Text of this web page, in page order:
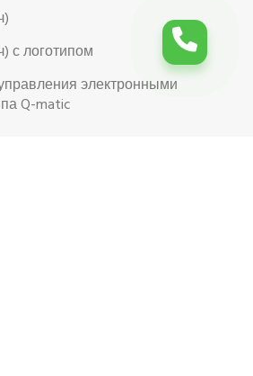
с логотипом
электронными
Q-matic